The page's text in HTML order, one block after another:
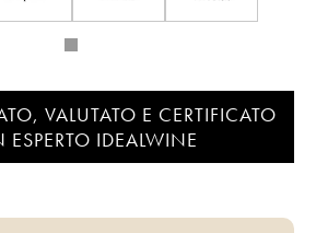
VALUTATO E CERTIFICATO
ESPERTO IDEALWINE